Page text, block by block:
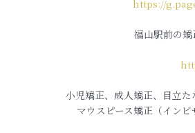
https://
福山駅前の矯
小児矯正、成人矯正、目立た
マウスピース矯正（イン